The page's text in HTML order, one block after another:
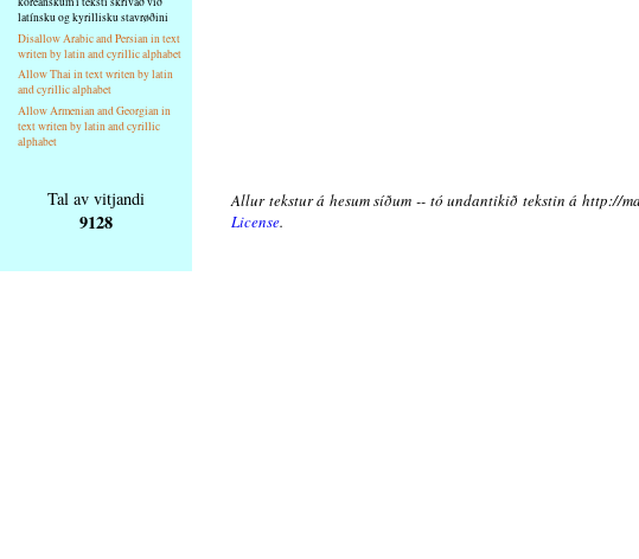
latínsku og kyrillisku stavrøðini
Disallow Arabic and Persian in text
writen by latin and cyrillic alphabet
Allow Thai in text writen by latin
and cyrillic alphabet
Allow Armenian and Georgian in
text writen by latin and cyrillic
alphabet
Tal av vitjandi
9128
Allur tekstur á hesum síðum -- tó undantikið tekstin á http://
License.